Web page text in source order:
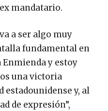
mandatario.
a ser algo muy
fundamental en
Enmienda y estoy
una victoria
y, al
de expresión”,